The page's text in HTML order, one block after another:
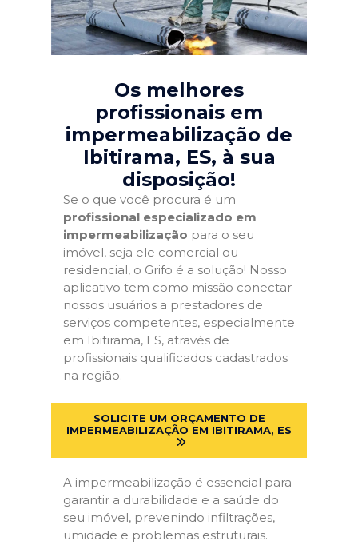
Os melhores
profissionais em
impermeabilização de
Ibitirama, ES, à sua
disposição!
Se o que você procura é um
profissional especializado em
impermeabilização para o seu
imóvel, seja ele comercial ou
residencial, o Grifo é a solução! Nosso
aplicativo tem como missão conectar
nossos usuários a prestadores de
serviços competentes, especialmente
em Ibitirama, ES, através de
profissionais qualificados cadastrados
na região.
SOLICITE UM ORÇAMENTO DE
IMPERMEABILIZAÇÃO EM IBITIRAMA, ES
A impermeabilização é essencial para
garantir a durabilidade e a saúde do
seu imóvel, prevenindo infiltrações,
umidade e problemas estruturais.